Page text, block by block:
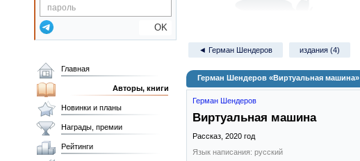
OK
◄ Герман Шендеров издания (4)
Герман Шендеров «Виртуальная машина»
Герман Шендеров
Виртуальная машина
Рассказ, 2020 год
Язык написания: русский
Главная
Авторы, книги
Новинки и планы
Награды, премии
Рейтинги